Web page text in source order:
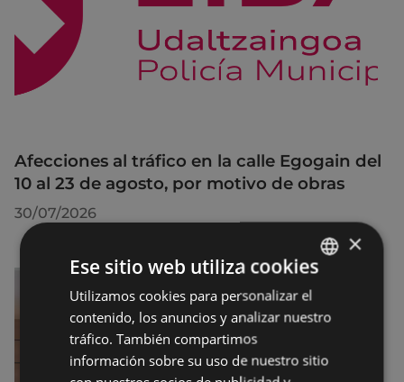
Afecciones al tráfico en la calle Egogain del
10 al 23 de agosto, por motivo de obras
30/07/2026
BASQUE
SPANISH
×
Ese sitio web utiliza cookies
Utilizamos cookies para personalizar el
contenido, los anuncios y analizar nuestro
tráfico. También compartimos
información sobre su uso de nuestro sitio